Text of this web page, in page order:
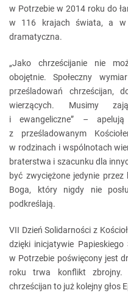
w Potrzebie w 2014 roku do
w 116 krajach świata, a w
dramatyczna.
„Jako chrześcijanie nie
obojętnie. Społeczny
prześladowań chrześcijan,
wierzących. Musimy
i ewangeliczne” –
z prześladowanym
w rodzinach i wspólnotach
braterstwa i szacunku dla
być zwyciężone jedynie
Boga, który nigdy nie
podkreślają.
VII Dzień Solidarności z
dzięki inicjatywie
w Potrzebie poświęcony jest
roku trwa konflikt zbrojny.
chrześcijan to już kolejny głos